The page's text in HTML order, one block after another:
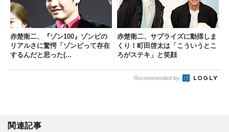
赤楚衛二、『ゾン100』ゾンビの
リアルさに驚愕「ゾンビって存在
するんだと思った(...
赤楚衛二、サプライズに動揺しま
くり！町田啓太は「こういうとこ
ろがステキ」と笑顔
Recommended by
関連記事